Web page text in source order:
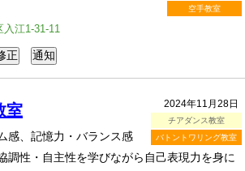
空手教室
入江1-31-11
2024年11月28日
チアダンス教室
バトントワリング教室
室
感、記憶力・バランス感
調性・自主性を学びながら自己表現力を身に